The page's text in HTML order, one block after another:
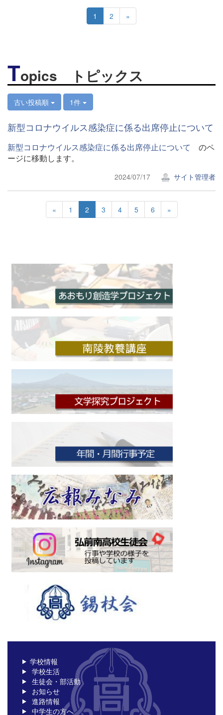
1 2 »
Topics トピックス
古い投稿順 1件
新型コロナウイルス感染症に係る出席停止について
新型コロナウイルス感染症に係る出席停止について のペ
ージに移動します。
2024/07/17 サイト管理者
« 1 2 3 4 5 6 »
学校情報
学校生活
生徒会・部活動
お知らせ
進路情報
中学生の方へ